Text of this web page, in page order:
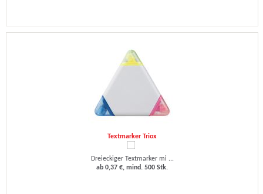
Textmarker Triox
Dreieckiger Textmarker mi ...
ab 0,37 €, mind. 500 Stk.